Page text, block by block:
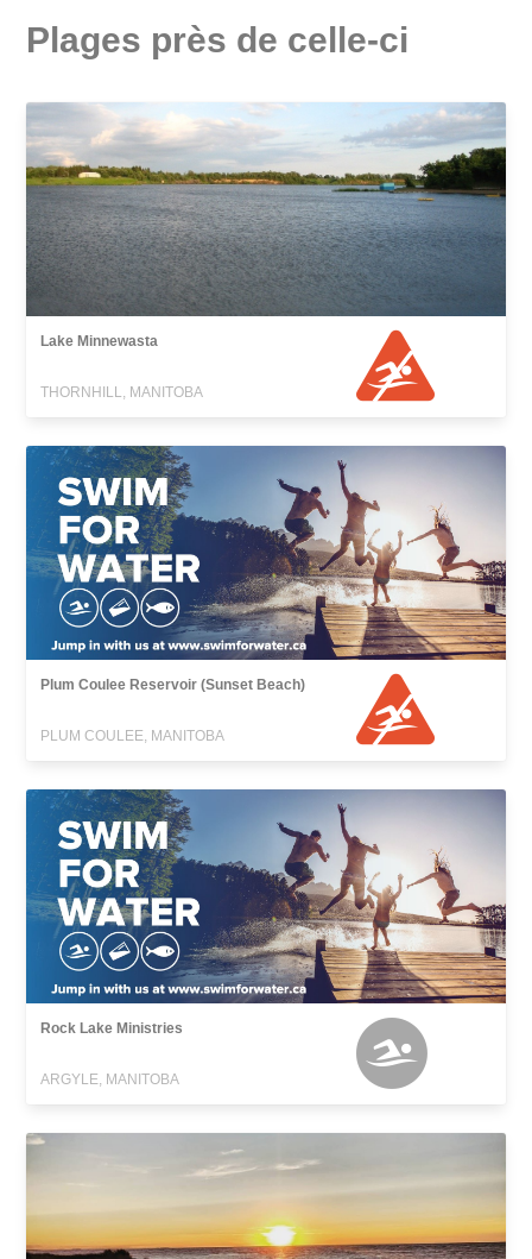
Plages près de celle-ci
Lake Minnewasta
THORNHILL, MANITOBA
Plum Coulee Reservoir (Sunset Beach)
PLUM COULEE, MANITOBA
Rock Lake Ministries
ARGYLE, MANITOBA